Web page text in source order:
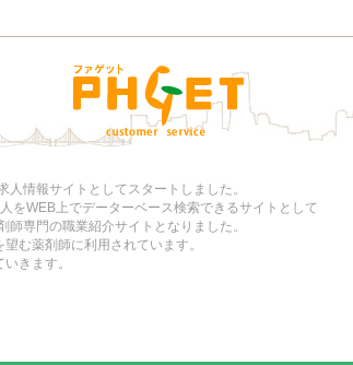
情報サイトとしてスタートしました。
をWEB上でデーターベース検索できるサイトとして
専門の職業紹介サイトとなりました。
む薬剤師に利用されています。
きます。